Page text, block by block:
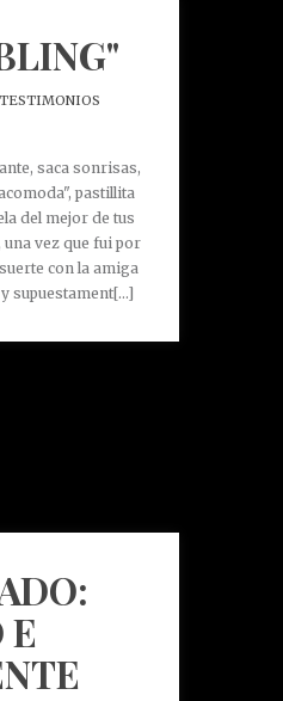
TESTIMONIOS
saca sonrisas,
pastillita
del mejor de tus
vez que fui por
con la amiga
supuestament[...]
E